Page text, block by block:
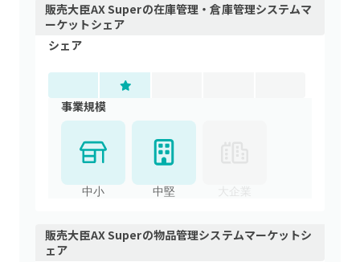
販売大臣AX Superの在庫管理・倉庫管理システムマ
ーケットシェア
シェア
事業規模
中小 中堅 大企業
販売大臣AX Superの物品管理システムマーケットシ
ェア